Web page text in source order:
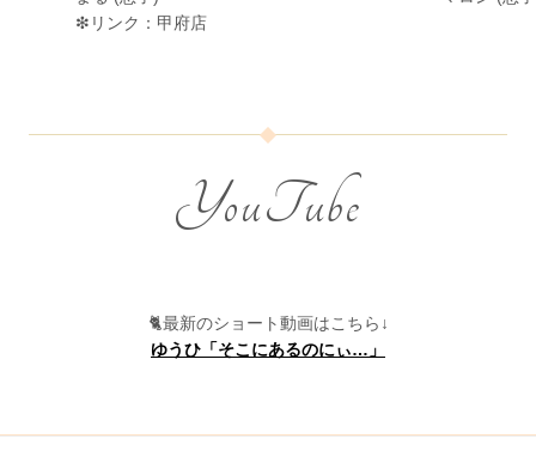
❇︎リンク：甲府店
YouTube
🐈最新のショート動画はこちら↓
ゆうひ「そこにあるのにぃ…」